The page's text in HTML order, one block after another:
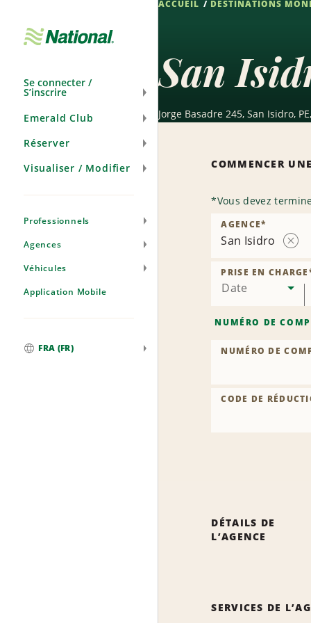
navigation
Se connecter /
S’inscrire
Emerald Club
Réserver
Visualiser / Modifier
Professionnels
Agences
Véhicules
Application Mobile
FRA (FR)
ACCUEIL DESTINATIONS
San
Jorge Basadre 245, San Isidro,
COMMENCER
*Vous devez
San Isidro
AGENCE*
Date
PRISE EN CHARGE
NUMÉRO DE
NUMÉRO DE
CODE DE
DÉTAILS DE
L’AGENCE
SERVICES DE